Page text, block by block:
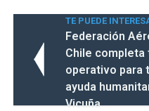
TE PUEDE
Federación
Chile completa
operativo para
ayuda
Vicuña